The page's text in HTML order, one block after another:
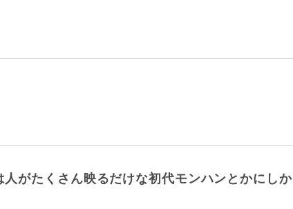
がたくさん映るだけな初代モンハンとかにしか